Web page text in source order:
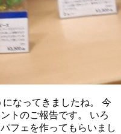
なってきましたね。 今
トのご報告です。 いろ
フェを作ってもらいまし